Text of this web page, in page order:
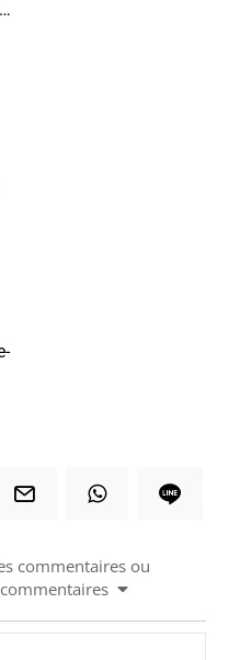
commentaires ou